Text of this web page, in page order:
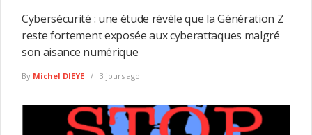
Cybersécurité : une étude révèle que la Génération Z
reste fortement exposée aux cyberattaques malgré
son aisance numérique
By Michel DIEYE 3 jours ago